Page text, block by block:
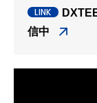
信中